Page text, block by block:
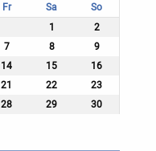
Fr Sa
So
1
2
7 8
9
14 15
16
21 22
23
28 29
30